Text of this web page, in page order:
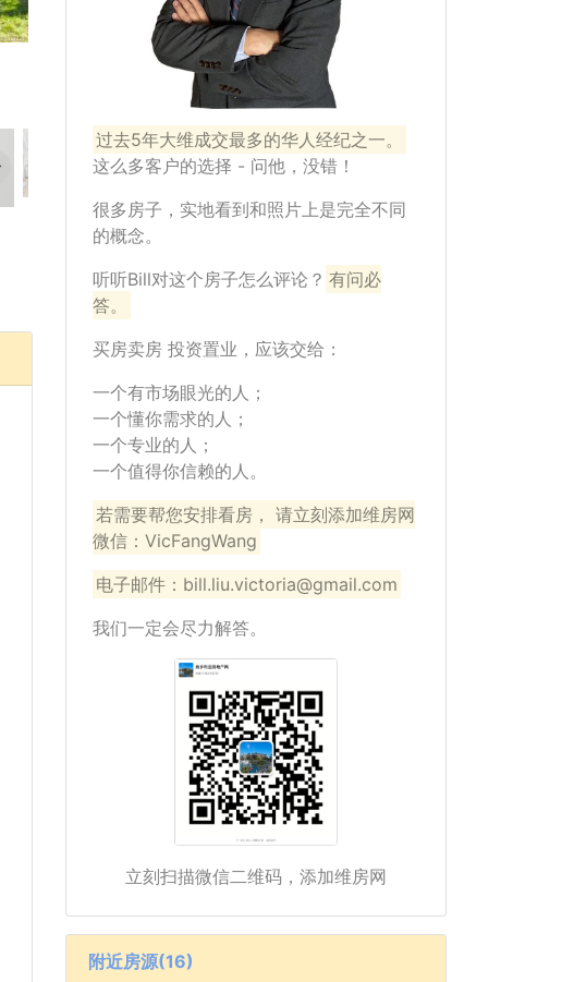
过去5年大维成交最多的华人经纪之一。
这么多客户的选择 - 问他，没错！
很多房子，实地看到和照片上是完全不同
的概念。
听听Bill对这个房子怎么评论？ 有问必
答。
买房卖房 投资置业，应该交给：
一个有市场眼光的人；
一个懂你需求的人；
一个专业的人；
一个值得你信赖的人。
若需要帮您安排看房， 请立刻添加维房网
微信：VicFangWang
电子邮件：bill.liu.victoria@gmail.com
我们一定会尽力解答。
立刻扫描微信二维码，添加维房网
附近房源(16)